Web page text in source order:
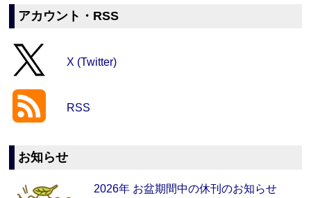
アカウント・RSS
X (Twitter)
RSS
お知らせ
2026年 お盆期間中の休刊のお知らせ